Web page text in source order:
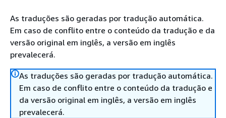
As traduções são geradas por tradução automática.
Em caso de conflito entre o conteúdo da tradução e da
versão original em inglês, a versão em inglês
prevalecerá.
As traduções são geradas por tradução automática.
Em caso de conflito entre o conteúdo da tradução e
da versão original em inglês, a versão em inglês
prevalecerá.